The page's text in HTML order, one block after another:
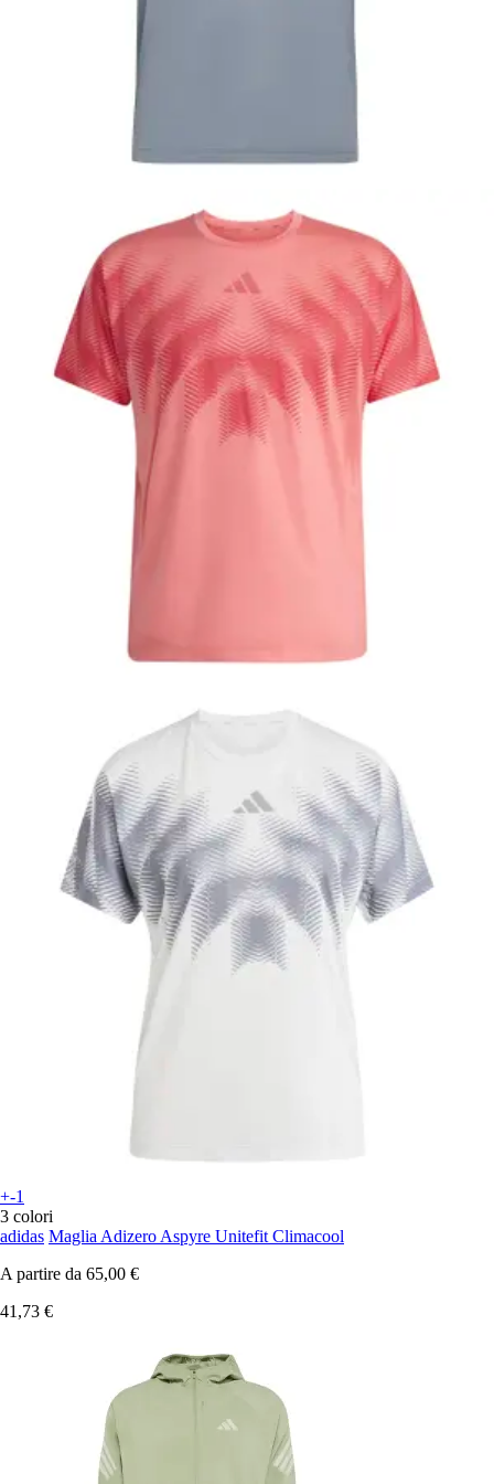
+-1
3 colori
adidas Maglia Adizero Aspyre Unitefit Climacool
A partire da 65,00 €
41,73 €